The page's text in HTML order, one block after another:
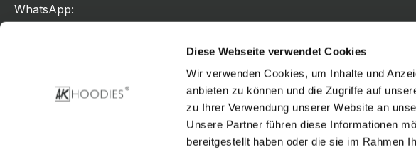
Diese Webseite verwendet Cookies
Wir verwenden Cookies, um Inhalte und
anbieten zu können und die Zugriffe auf
zu Ihrer Verwendung unserer Website an
Unsere Partner führen diese Informationen
bereitgestellt haben oder die sie im Rahmen
WhatsApp: